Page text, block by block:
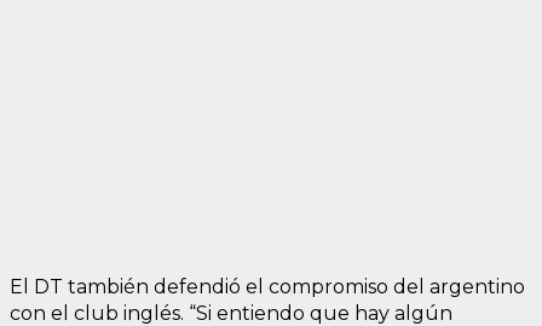
El DT también defendió el compromiso del argentino
con el club inglés. “Si entiendo que hay algún